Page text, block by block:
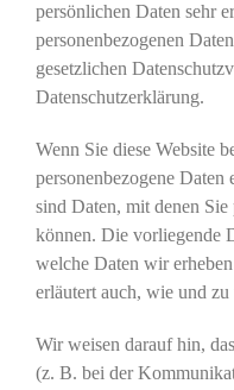
persönlichen Daten sehr
personenbezogenen
gesetzlichen
Datenschutzerklärung.
Wenn Sie diese Website
personenbezogene Daten
sind Daten, mit denen
können. Die vorliegende
welche Daten wir
erläutert auch, wie und
Wir weisen darauf hin,
(z. B. bei der